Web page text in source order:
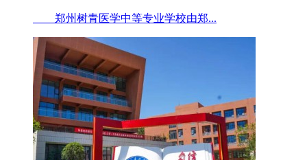
郑州树青医学中等专业学校由郑...